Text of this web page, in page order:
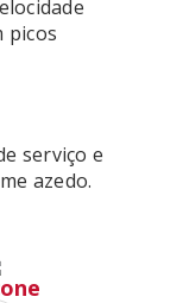
picos
serviço e